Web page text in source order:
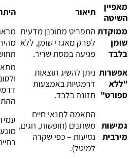
מאפיין
השיטה
תיאור
ממוקדת
שומן
בלבד
התפריט מתוכנן מדעית
לפרק מאגרי שומן, ללא
פגיעה במסת שריר.
אפשרות
"ללא
ספורט"
ניתן להשיג תוצאות
דרמטיות באמצעות
תזונה בלבד.
גמישות
מירבית
התאמה לתנאי חיים
משתנים (חופשות, חגים,
נסיעות – כפי שקרה
למיטל).